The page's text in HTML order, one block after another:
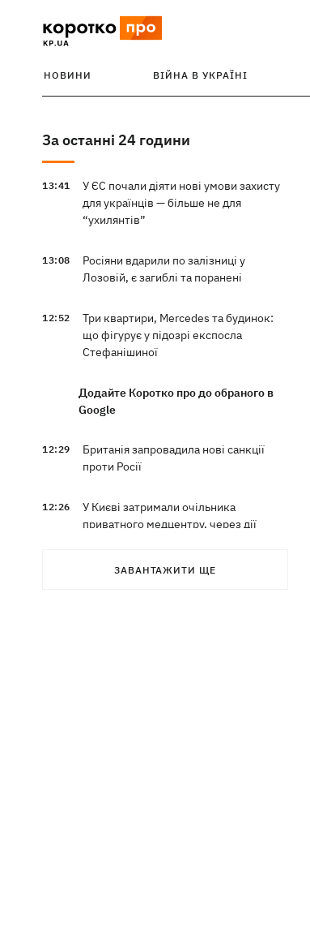
НОВИНИ ВІЙНА В УКРАЇНІ
За останні 24 години
13:41
У ЄС почали діяти нові умови захисту
для українців — більше не для
“ухилянтів”
13:08
Росіяни вдарили по залізниці у
Лозовій, є загиблі та поранені
12:52
Три квартири, Mercedes та будинок:
що фігурує у підозрі експосла
Стефанішиної
Додайте Коротко про до обраного в
Google
12:29
Британія запровадила нові санкції
проти Росії
12:26
У Києві затримали очільника
приватного медцентру, через дії
ЗАВАНТАЖИТИ ЩЕ